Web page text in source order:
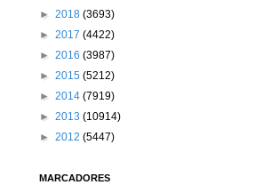
► 2018 (3693)
► 2017 (4422)
► 2016 (3987)
► 2015 (5212)
► 2014 (7919)
► 2013 (10914)
► 2012 (5447)
MARCADORES